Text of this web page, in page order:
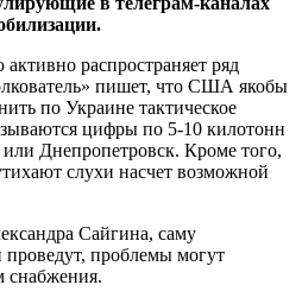
распространяет ряд
пишет, что США якобы
по Украине тактическое
цифры по 5-10 килотонн
Днепропетровск. Кроме того,
слухи насчет возможной
Сайгина, саму
проблемы могут
снабжения.